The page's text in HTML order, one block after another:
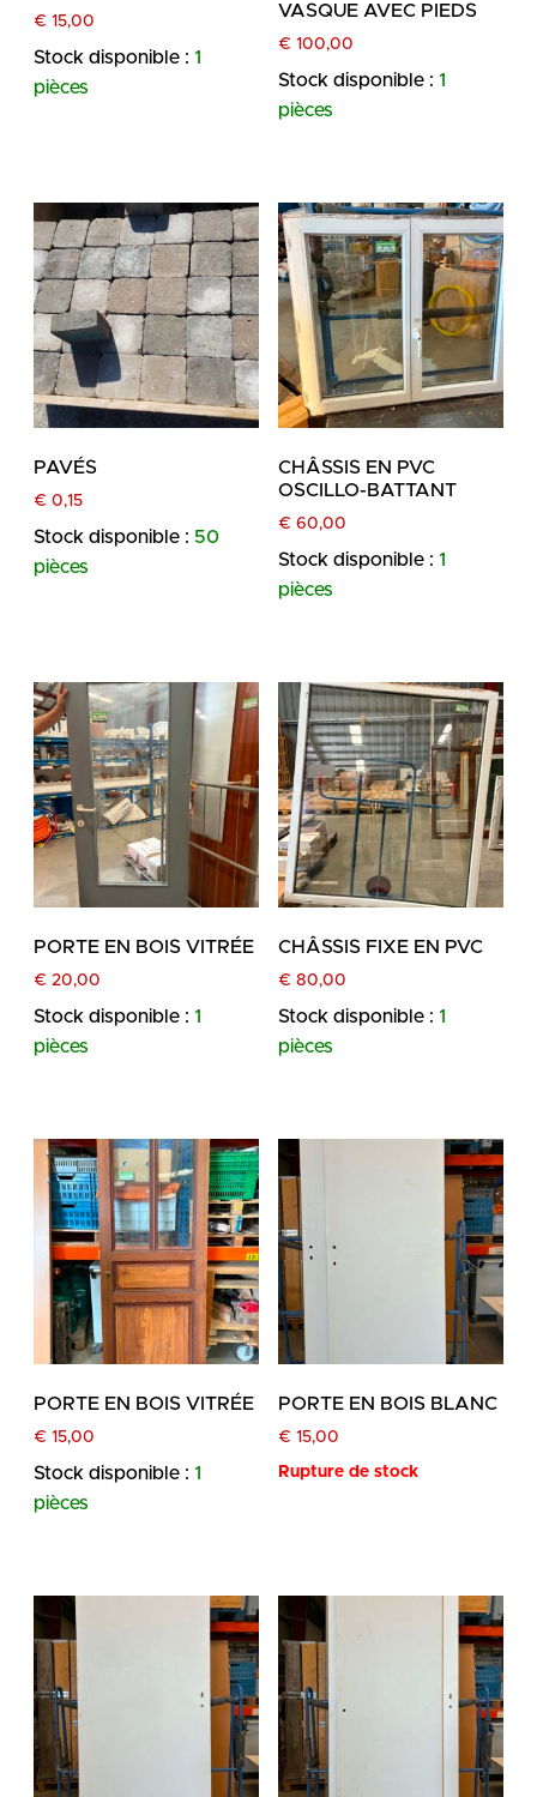
€ 15,00
Stock disponible : 1
pièces
VASQUE AVEC PIEDS
€ 100,00
Stock disponible : 1
pièces
PAVÉS
€ 0,15
Stock disponible : 50
pièces
CHÂSSIS EN PVC
OSCILLO-BATTANT
€ 60,00
Stock disponible : 1
pièces
PORTE EN BOIS VITRÉE
€ 20,00
Stock disponible : 1
pièces
CHÂSSIS FIXE EN PVC
€ 80,00
Stock disponible : 1
pièces
PORTE EN BOIS VITRÉE
€ 15,00
Stock disponible : 1
pièces
PORTE EN BOIS BLANC
€ 15,00
Rupture de stock